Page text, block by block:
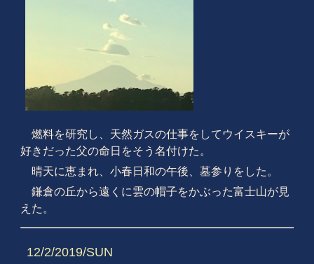
燃料を研究し、天然ガスの仕事をしてウイスキーが
好きだった父の命日をそう名付けた。
晴天に恵まれ、小春日和の午後、墓参りをした。
鎌倉の丘から遠くに雲の帽子をかぶった富士山が見
えた。
12/2/2019/SUN